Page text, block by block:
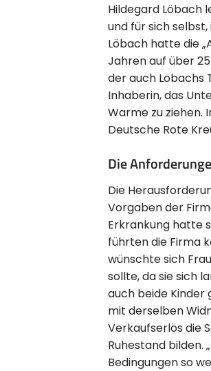
Hildegard Löbach
und für sich
Löbach hatte die
Jahren auf über
der auch Löbachs
Inhaberin, das
Warme zu ziehen.
Deutsche Rote
Die
Die
Vorgaben der
Erkrankung hatte
führten die Firma
wünschte sich
sollte, da sie sich
auch beide Kinder
mit derselben
Verkaufserlös die
Ruhestand bilden.
Bedingungen so